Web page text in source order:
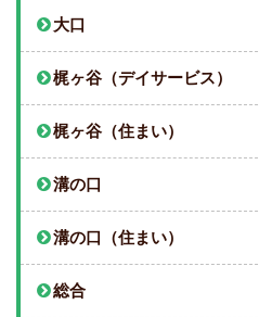
大口
梶ヶ谷（デイサービス）
梶ヶ谷（住まい）
溝の口
溝の口（住まい）
総合